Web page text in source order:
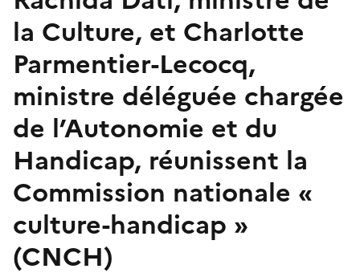
la Culture, et Charlotte
Parmentier-Lecocq,
ministre déléguée chargée
de l’Autonomie et du
Handicap, réunissent la
Commission nationale «
culture-handicap »
(CNCH)